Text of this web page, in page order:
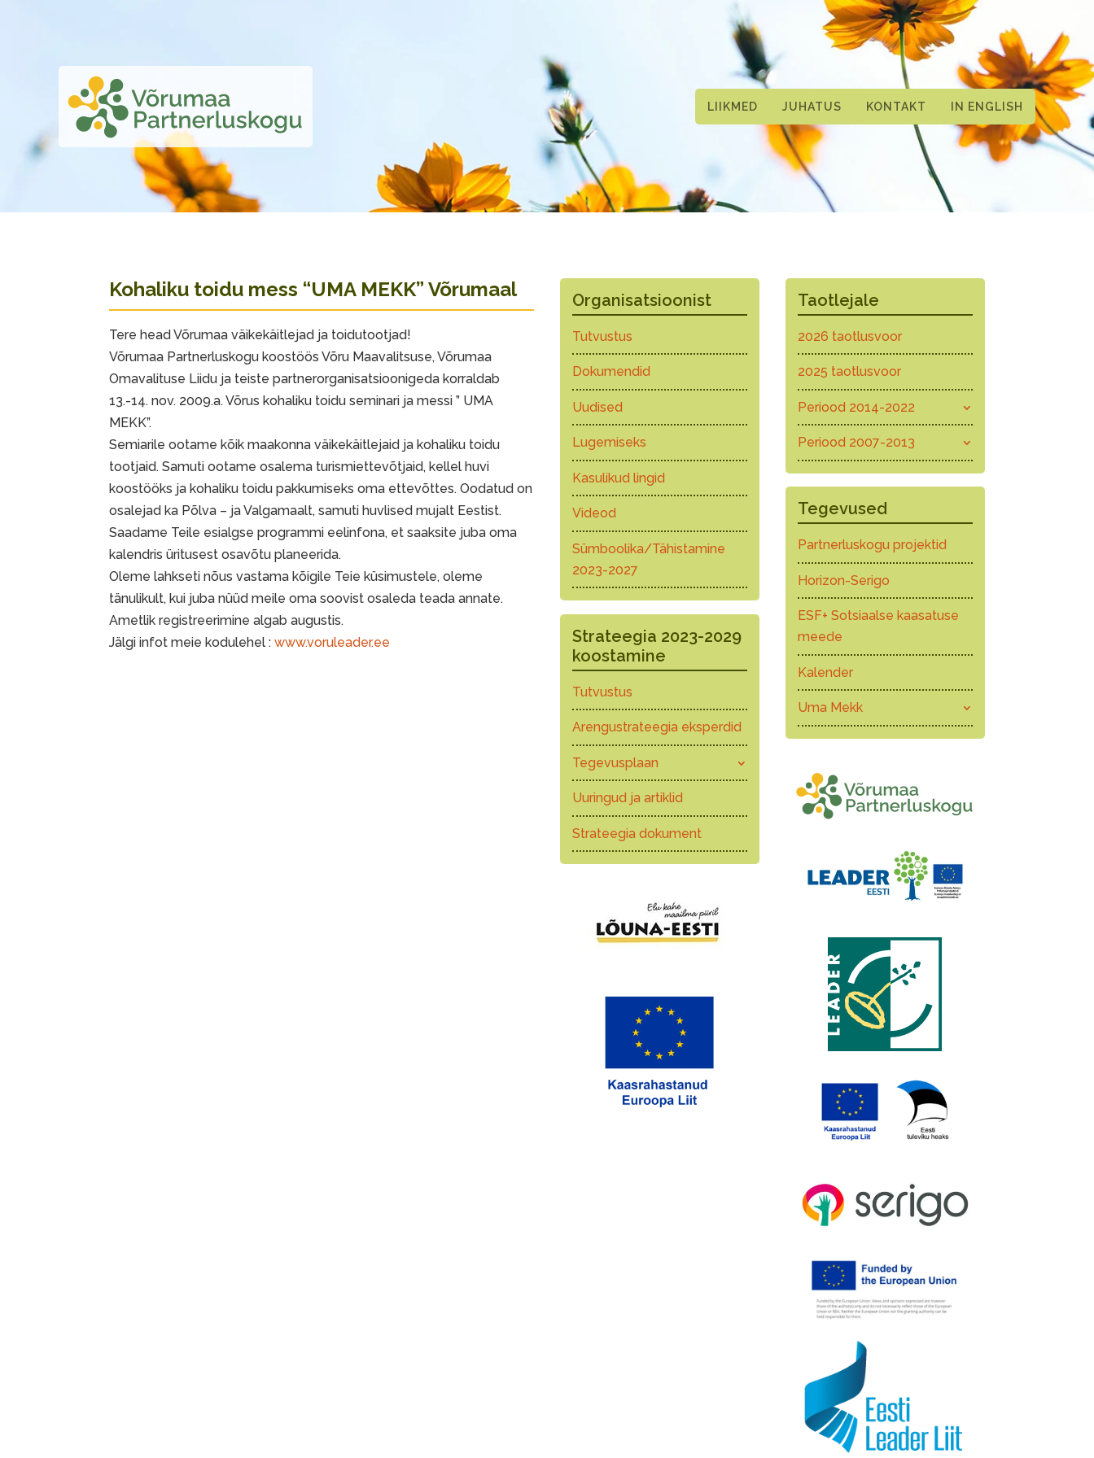
LIIKMED JUHATUS KONTAKT IN ENGLISH
Kohaliku toidu mess “UMA MEKK” Võrumaal
Tere head Võrumaa väikekäitlejad ja toidutootjad!
Võrumaa Partnerluskogu koostöös Võru Maavalitsuse, Võrumaa
Omavalituse Liidu ja teiste partnerorganisatsioonigeda korraldab
13.-14. nov. 2009.a. Võrus kohaliku toidu seminari ja messi ” UMA
MEKK”.
Semiarile ootame kõik maakonna väikekäitlejaid ja kohaliku toidu
tootjaid. Samuti ootame osalema turismiettevõtjaid, kellel huvi
koostööks ja kohaliku toidu pakkumiseks oma ettevõttes. Oodatud on
osalejad ka Põlva – ja Valgamaalt, samuti huvlised mujalt Eestist.
Saadame Teile esialgse programmi eelinfona, et saaksite juba oma
kalendris üritusest osavõtu planeerida.
Oleme lahkseti nõus vastama kõigile Teie küsimustele, oleme
tänulikult, kui juba nüüd meile oma soovist osaleda teada annate.
Ametlik registreerimine algab augustis.
Jälgi infot meie kodulehel :www.voruleader.ee
Organisatsioonist
Tutvustus
Dokumendid
Uudised
Lugemiseks
Kasulikud lingid
Videod
Sümboolika/Tähistamine
2023-2027
Strateegia 2023-2029
koostamine
Tutvustus
Arengustrateegia eksperdid
Tegevusplaan
Uuringud ja artiklid
Strateegia dokument
Taotlejale
2026 taotlusvoor
2025 taotlusvoor
Periood 2014-2022
Periood 2007-2013
Tegevused
Partnerluskogu projektid
Horizon-Serigo
ESF+ Sotsiaalse kaasatuse
meede
Kalender
Uma Mekk